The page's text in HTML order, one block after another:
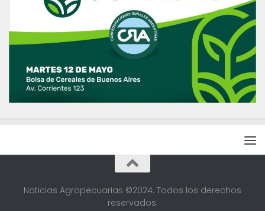
Noticias Agropecuarias ©2024. Todos los derechos
reservados.